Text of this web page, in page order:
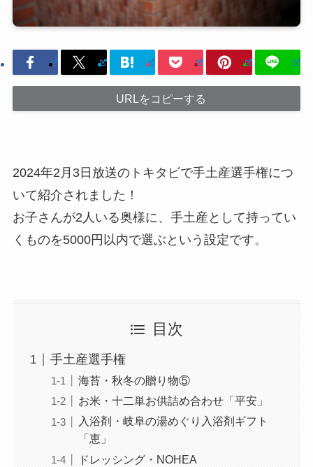
URLをコピーする
2024年2月3日放送のトキタビで手土産選手権につ
いて紹介されました！
お子さんが2人いる奥様に、手土産として持ってい
くものを5000円以内で選ぶという設定です。
目次
手土産選手権
海苔・秋冬の贈り物⑤
お米・十二単お供詰め合わせ「平安」
入浴剤・岐阜の湯めぐり入浴剤ギフト
「恵」
ドレッシング・NOHEA